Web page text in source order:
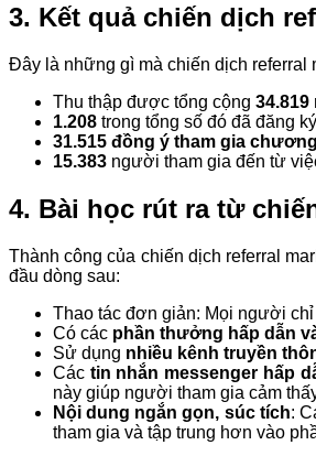
3. Kết quả chiến dịch
Đây là những gì mà chiến dịch referral
Thu thập được tổng cộng
1.208 trong tổng số đó đã đăng
31.515 đồng ý tham gia
15.383 người tham gia đến từ
4. Bài học rút ra từ
Thành công của chiến dịch referral
đầu dòng sau:
Thao tác đơn giản: Mọi người
Có các phần thưởng hấp dẫn
Sử dụng nhiều kênh truyền
Các tin nhắn messenger hấp
này giúp người tham gia cảm
Nội dung ngắn gọn, súc tích:
tham gia và tập trung hơn vào